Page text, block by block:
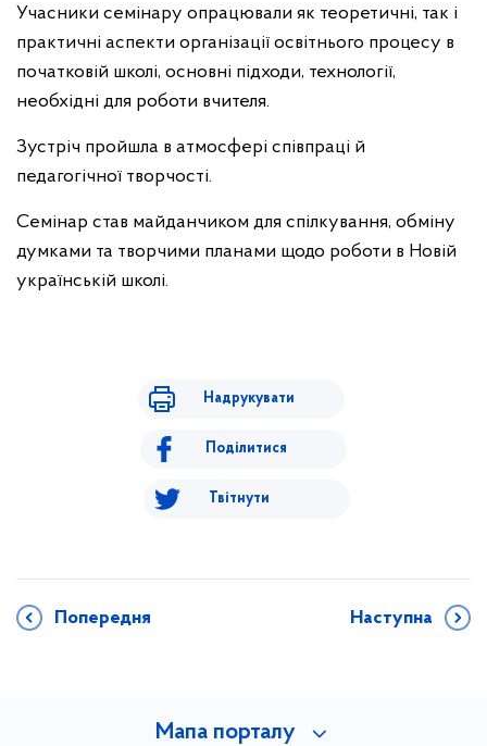
Учасники семінару опрацювали як теоретичні, так і
практичні аспекти організації освітнього процесу в
початковій школі, основні підходи, технології,
необхідні для роботи вчителя.
Зустріч пройшла в атмосфері співпраці й
педагогічної творчості.
Семінар став майданчиком для спілкування, обміну
думками та творчими планами щодо роботи в Новій
українській школі.
Надрукувати
Поділитися
Твітнути
Попередня Наступна
Мапа порталу